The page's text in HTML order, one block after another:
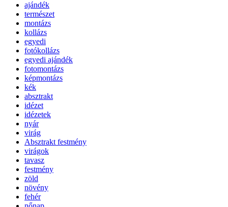
ajándék
természet
montázs
kollázs
egyedi
fotókollázs
egyedi ajándék
fotomontázs
képmontázs
kék
absztrakt
idézet
idézetek
nyár
virág
Absztrakt festmény
virágok
tavasz
festmény
zöld
növény
fehér